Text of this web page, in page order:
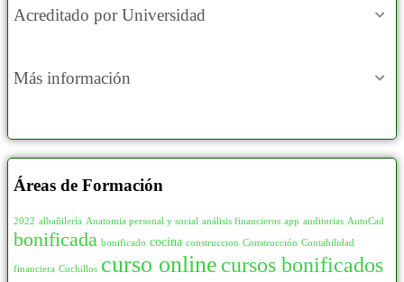
Acreditado por Universidad
Más información
Áreas de Formación
2022 albañilería Anatomia personal y social análisis financieros app auditorias AutoCad
bonificada bonificado cocina construccion Construcción Contabilidad
financiera Cuchillos curso online cursos bonificados